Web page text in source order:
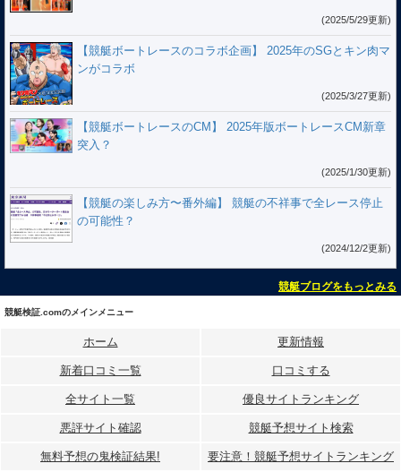
(2025/5/29更新)
【競艇ボートレースのコラボ企画】 2025年のSGとキン肉マ
ンがコラボ
(2025/3/27更新)
【競艇ボートレースのCM】 2025年版ボートレースCM新章
突入？
(2025/1/30更新)
【競艇の楽しみ方〜番外編】 競艇の不祥事で全レース停止
の可能性？
(2024/12/2更新)
競艇ブログをもっとみる
競艇検証.comのメインメニュー
ホーム 更新情報
新着口コミ一覧 口コミする
全サイト一覧 優良サイトランキング
悪評サイト確認 競艇予想サイト検索
無料予想の⻤検証結果! 要注意！競艇予想サイトランキング